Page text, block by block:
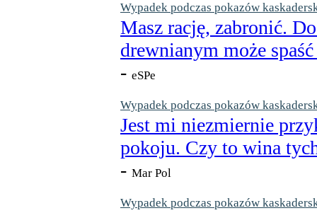
Wypadek podczas pokazów
Masz rację, zabronić.
drewnianym może
- eSPe
Wypadek podczas pokazów
Jest mi niezmiernie
pokoju. Czy to wina
- Mar Pol
Wypadek podczas pokazów